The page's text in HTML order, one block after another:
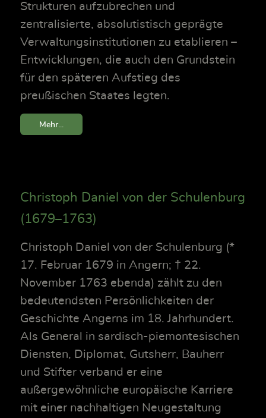
Strukturen aufzubrechen und
zentralisierte, absolutistisch geprägte
Verwaltungsinstitutionen zu etablieren –
Entwicklungen, die auch den Grundstein
für den späteren Aufstieg des
preußischen Staates legten.
Mehr...
Christoph Daniel von der Schulenburg
(1679–1763)
Christoph Daniel von der Schulenburg (*
17. Februar 1679 in Angern; † 22.
November 1763 ebenda) zählt zu den
bedeutendsten Persönlichkeiten der
Geschichte Angerns im 18. Jahrhundert.
Als General in sardisch-piemontesischen
Diensten, Diplomat, Gutsherr, Bauherr
und Stifter verband er eine
außergewöhnliche europäische Karriere
mit einer nachhaltigen Neugestaltung